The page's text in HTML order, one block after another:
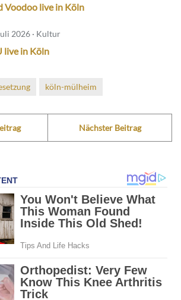
Voodoo live in Köln
2026 · Kultur
live in Köln
köln-mülheim
Nächster Beitrag